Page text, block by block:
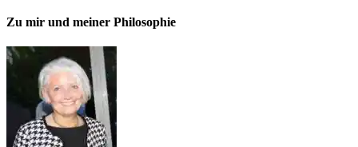
Zu mir und meiner Philosophie